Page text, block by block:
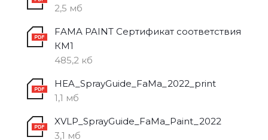
2,5 мб
FAMA PAINT Сертификат соответствия
КМ1
485,2 кб
HEA_SprayGuide_FaMa_2022_print
1,1 мб
XVLP_SprayGuide_FaMa_Paint_2022
3,1 мб